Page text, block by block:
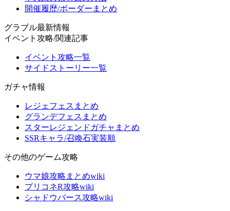
開催履歴/ボーダーまとめ
グラブル最新情報
イベント攻略/関連記事
イベント攻略一覧
サイドストーリー一覧
ガチャ情報
レジェフェスまとめ
グランデフェスまとめ
スターレジェンドガチャまとめ
SSRキャラ/召喚石実装順
その他のゲーム攻略
ウマ娘攻略まとめwiki
プリコネR攻略wiki
シャドウバース攻略wiki